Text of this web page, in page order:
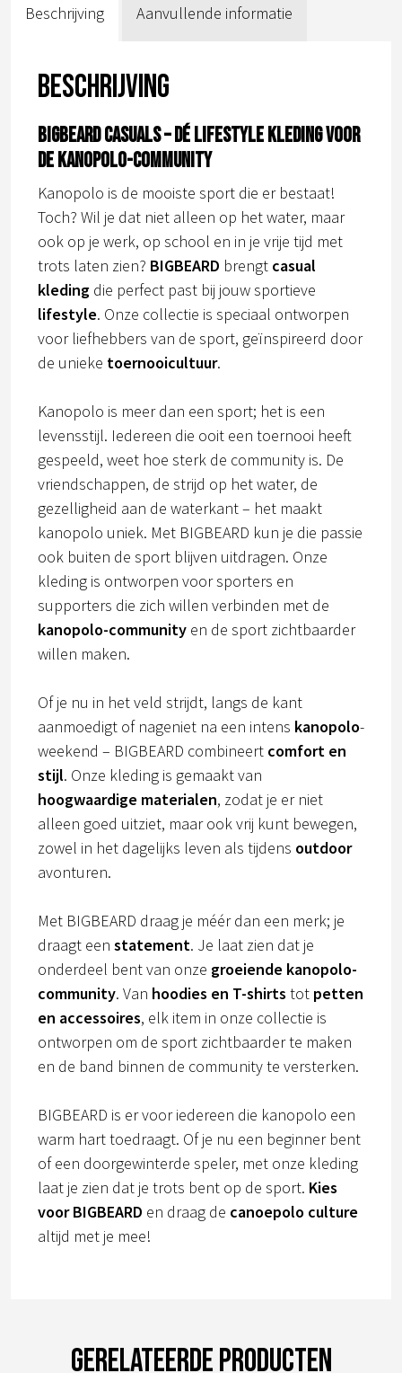
Beschrijving Aanvullende informatie
Beschrijving
BIGBEARD CASUALS – Dé lifestyle kleding voor
de kanopolo-community
Kanopolo is de mooiste sport die er bestaat!
Toch? Wil je dat niet alleen op het water, maar
ook op je werk, op school en in je vrije tijd met
trots laten zien? BIGBEARD brengt casual
kleding die perfect past bij jouw sportieve
lifestyle. Onze collectie is speciaal ontworpen
voor liefhebbers van de sport, geïnspireerd door
de unieke toernooicultuur.
Kanopolo is meer dan een sport; het is een
levensstijl. Iedereen die ooit een toernooi heeft
gespeeld, weet hoe sterk de community is. De
vriendschappen, de strijd op het water, de
gezelligheid aan de waterkant – het maakt
kanopolo uniek. Met BIGBEARD kun je die passie
ook buiten de sport blijven uitdragen. Onze
kleding is ontworpen voor sporters en
supporters die zich willen verbinden met de
kanopolo-community en de sport zichtbaarder
willen maken.
Of je nu in het veld strijdt, langs de kant
aanmoedigt of nageniet na een intens kanopolo-
weekend – BIGBEARD combineert comfort en
stijl. Onze kleding is gemaakt van
hoogwaardige materialen, zodat je er niet
alleen goed uitziet, maar ook vrij kunt bewegen,
zowel in het dagelijks leven als tijdens outdoor
avonturen.
Met BIGBEARD draag je méér dan een merk; je
draagt een statement. Je laat zien dat je
onderdeel bent van onze groeiende kanopolo-
community. Van hoodies en T-shirts tot petten
en accessoires, elk item in onze collectie is
ontworpen om de sport zichtbaarder te maken
en de band binnen de community te versterken.
BIGBEARD is er voor iedereen die kanopolo een
warm hart toedraagt. Of je nu een beginner bent
of een doorgewinterde speler, met onze kleding
laat je zien dat je trots bent op de sport. Kies
voor BIGBEARD en draag de canoepolo culture
altijd met je mee!
Gerelateerde producten